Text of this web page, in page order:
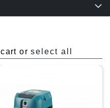
cart orselect all